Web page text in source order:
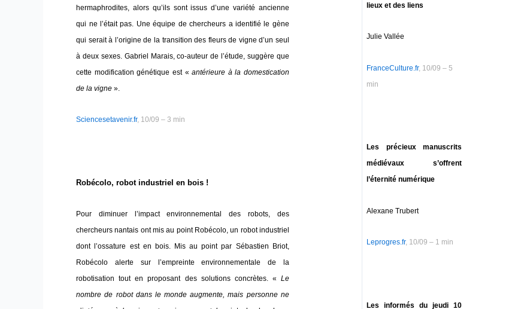
lieux et des liens
Julie Vallée
FranceCulture.fr, 10/09 – 5
min
Les précieux manuscrits
médiévaux s’offrent
l’éternité numérique
Alexane Trubert
Leprogres.fr, 10/09 – 1 min
Les informés du jeudi 10
hermaphrodites, alors qu’ils sont issus d’une variété ancienne
qui ne l’était pas. Une équipe de chercheurs a identifié le gène
qui serait à l’origine de la transition des fleurs de vigne d’un seul
à deux sexes. Gabriel Marais, co-auteur de l’étude, suggère que
cette modification génétique est « antérieure à la domestication
de la vigne ».
Sciencesetavenir.fr, 10/09 – 3 min
Robécolo, robot industriel en bois !
Pour diminuer l’impact environnemental des robots, des
chercheurs nantais ont mis au point Robécolo, un robot industriel
dont l’ossature est en bois. Mis au point par Sébastien Briot,
Robécolo alerte sur l’empreinte environnementale de la
robotisation tout en proposant des solutions concrètes. « Le
nombre de robot dans le monde augmente, mais personne ne